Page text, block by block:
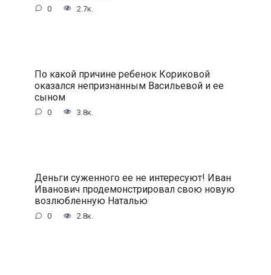
0 2.7к.
По какой причине ребенок Кориковой
оказался непризнанным Васильевой и ее
сыном
0 3.8к.
Деньги суженного ее не интересуют! Иван
Иванович продемонстрировал свою новую
возлюбленную Наталью
0 2.8к.